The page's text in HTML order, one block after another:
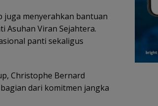
juga menyerahkan bantuan
Asuhan Viran Sejahtera.
panti sekaligus
Christophe Bernard
dari komitmen jangka